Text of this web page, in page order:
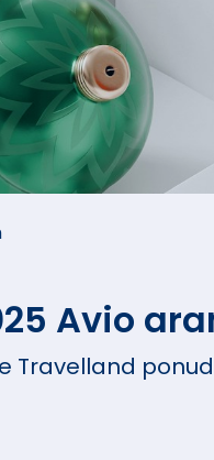
Avio
Travelland